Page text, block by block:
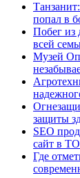
попал в
Побег из
всей
Музей
защиты
SEO
сайт в
Где